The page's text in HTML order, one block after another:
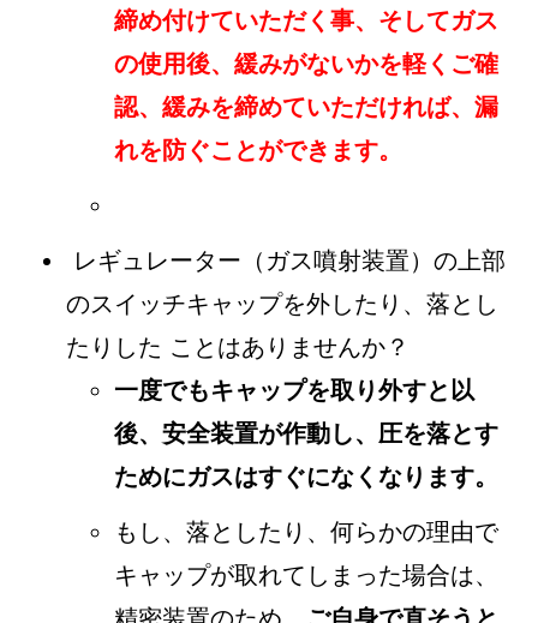
締め付けていただく事、そしてガス
の使用後、緩みがないかを軽くご確
認、緩みを締めていただければ、漏
れを防ぐことができます。
レギュレーター（ガス噴射装置）の上部
のスイッチキャップを外したり、落とし
たりした ことはありませんか？
一度でもキャップを取り外すと以
後、安全装置が作動し、圧を落とす
ためにガスはすぐになくなります。
もし、落としたり、何らかの理由で
キャップが取れてしまった場合は、
精密装置のため、 ご自身で直そうと